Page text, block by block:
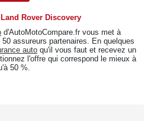
Rover Discovery
d'AutoMotoCompare.fr vous met à
assureurs partenaires. En quelques
auto qu'il vous faut et recevez un
l'offre qui correspond le mieux à
50 %.